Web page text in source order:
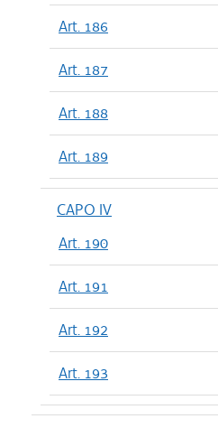
Art. 186
Art. 187
Art. 188
Art. 189
CAPO IV
Art. 190
Art. 191
Art. 192
Art. 193